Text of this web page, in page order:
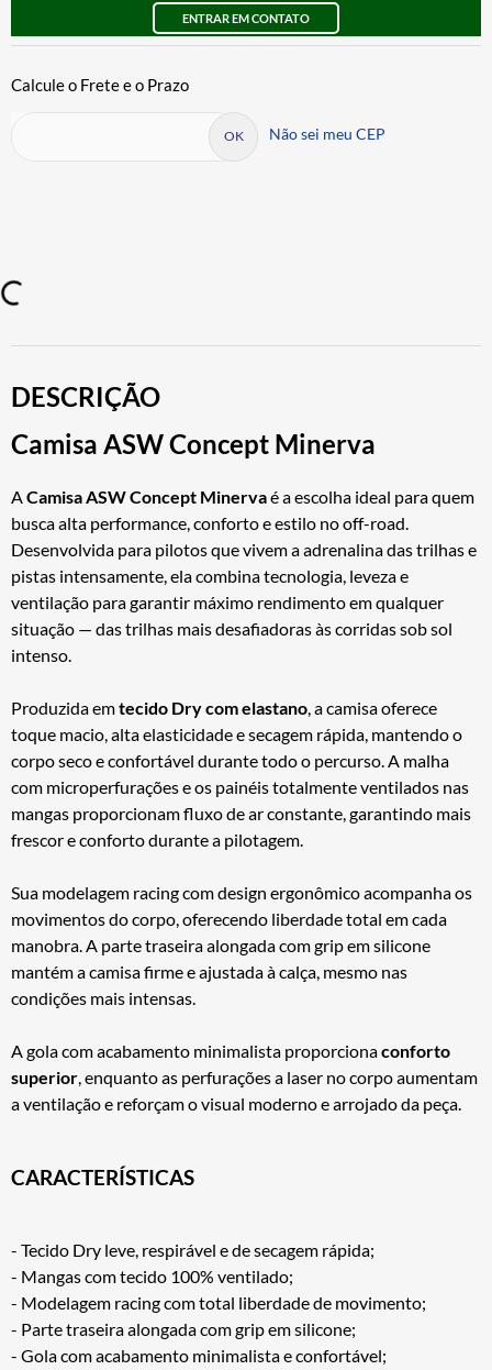
ENTRAR EM CONTATO
Não sei meu CEP
DESCRIÇÃO
Camisa ASW Concept Minerva
ACamisa ASW Concept Minervaé a escolha ideal para quem
busca alta performance, conforto e estilo no off-road.
Desenvolvida para pilotos que vivem a adrenalina das trilhas e
pistas intensamente, ela combina tecnologia, leveza e
ventilação para garantir máximo rendimento em qualquer
situação — das trilhas mais desafiadoras às corridas sob sol
intenso.
Produzida emtecido Dry com elastano, a camisa oferece
toque macio, alta elasticidade e secagem rápida, mantendo o
corpo seco e confortável durante todo o percurso. A malha
com microperfurações e os painéis totalmente ventilados nas
mangas proporcionam fluxo de ar constante, garantindo mais
frescor e conforto durante a pilotagem.
Sua modelagem racing com design ergonômico acompanha os
movimentos do corpo, oferecendo liberdade total em cada
manobra. A parte traseira alongada com grip em silicone
mantém a camisa firme e ajustada à calça, mesmo nas
condições mais intensas.
A gola com acabamento minimalista proporcionaconforto
superior, enquanto as perfurações a laser no corpo aumentam
a ventilação e reforçam o visual moderno e arrojado da peça.
CARACTERÍSTICAS
- Tecido Dry leve, respirável e de secagem rápida;
- Mangas com tecido 100% ventilado;
- Modelagem racing com total liberdade de movimento;
- Parte traseira alongada com grip em silicone;
- Gola com acabamento minimalista e confortável;